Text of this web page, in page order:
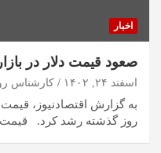
اخبار
صعود قیمت دلار در
اسفند ۲۴, ۱۴۰۲ کارشناس
به گزارش اقتصادنیوز،
روز گذشته رشد کرد. قیمت